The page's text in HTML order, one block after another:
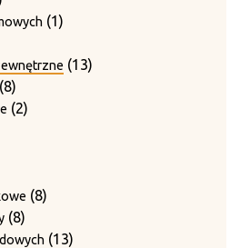
produktów
dociskowych
produktów
1010
blachy grzebieniowej
4-krotnego przewiązania
11
1313
88
produktów
22
88
88
produktów
1313